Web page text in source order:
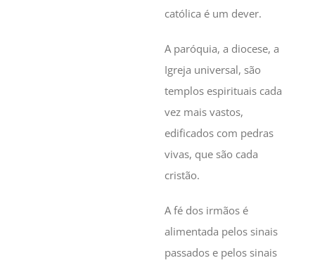
católica é um dever.
A paróquia, a diocese, a
Igreja universal, são
templos espirituais cada
vez mais vastos,
edificados com pedras
vivas, que são cada
cristão.
A fé dos irmãos é
alimentada pelos sinais
passados e pelos sinais